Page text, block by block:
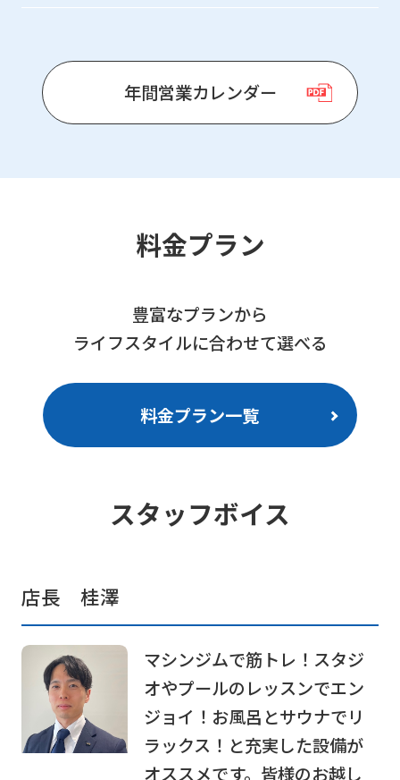
年間営業カレンダー
料金プラン
豊富なプランから
ライフスタイルに合わせて選べる
料金プラン一覧
スタッフボイス
店長 桂澤
マシンジムで筋トレ！スタジ
オやプールのレッスンでエン
ジョイ！お風呂とサウナでリ
ラックス！と充実した設備が
オススメです。皆様のお越し
For
foreigners
official
is
automatically
translated
into
English.
Click
link
below
to
return
to
the
top